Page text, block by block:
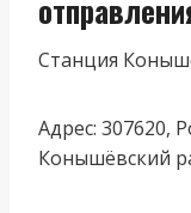
Станция
Адрес: 307620,
Конышёвский